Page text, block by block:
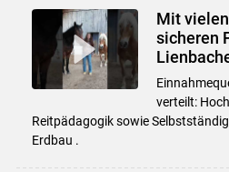
Mit
sicheren
verteilt:
Reitpädagogik sowie
Erdbau .